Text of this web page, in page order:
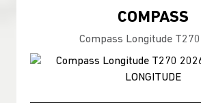
COMPASS
Compass Longitude